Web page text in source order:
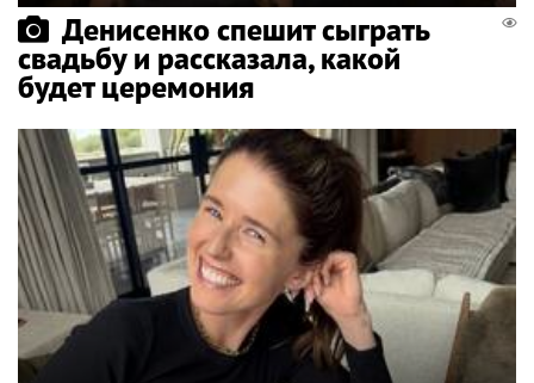
Денисенко спешит сыграть
свадьбу и рассказала, какой
будет церемония